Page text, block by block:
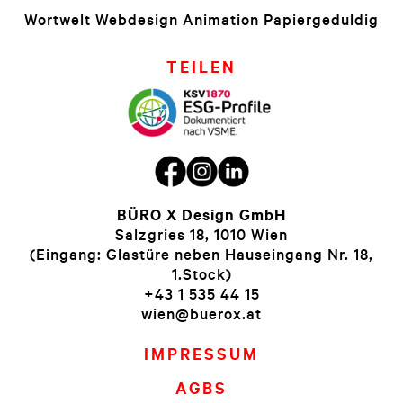
Wortwelt Webdesign Animation Papiergeduldig
TEILEN
BÜRO X Design GmbH
Salzgries 18, 1010 Wien
(Eingang: Glastüre neben Hauseingang Nr. 18,
1.Stock)
+43 1 535 44 15
wien@buerox.at
IMPRESSUM
AGBS